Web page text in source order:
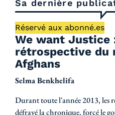
Sa dernière
Durant toute l'année 2013, les
défrayé la chronique, forcé le
We want Justice
rétrospective du
Afghans
Selma Benkhelifa
Réservé aux abonné.es